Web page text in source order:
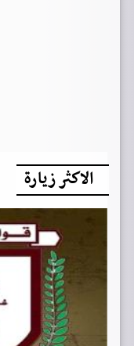
الاكثر زيارة